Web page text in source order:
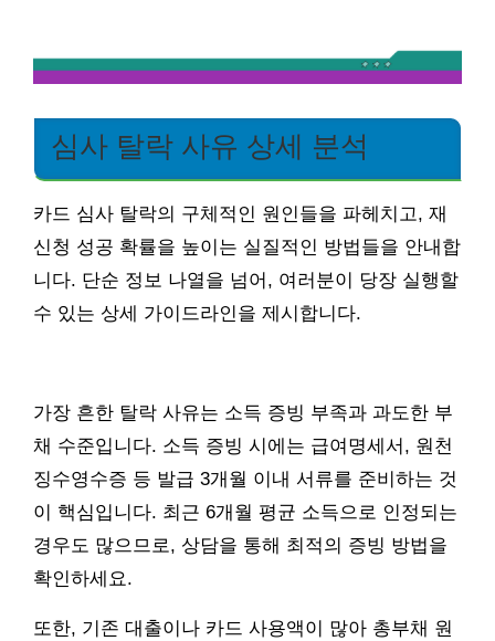
심사 탈락 사유 상세 분석
카드 심사 탈락의 구체적인 원인들을 파헤치고, 재
신청 성공 확률을 높이는 실질적인 방법들을 안내합
니다. 단순 정보 나열을 넘어, 여러분이 당장 실행할
수 있는 상세 가이드라인을 제시합니다.
가장 흔한 탈락 사유는 소득 증빙 부족과 과도한 부
채 수준입니다. 소득 증빙 시에는 급여명세서, 원천
징수영수증 등 발급 3개월 이내 서류를 준비하는 것
이 핵심입니다. 최근 6개월 평균 소득으로 인정되는
경우도 많으므로, 상담을 통해 최적의 증빙 방법을
확인하세요.
또한, 기존 대출이나 카드 사용액이 많아 총부채 원